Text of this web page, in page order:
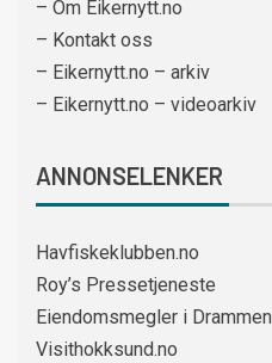
– Om Eikernytt.no
– Kontakt oss
– Eikernytt.no – arkiv
– Eikernytt.no – videoarkiv
ANNONSELENKER
Havfiskeklubben.no
Roy’s Pressetjeneste
Eiendomsmegler i Drammen
Visithokksund.no